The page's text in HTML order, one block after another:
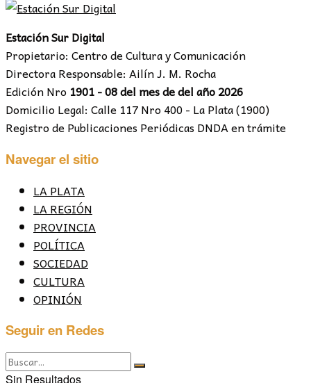
Estación Sur Digital
Propietario: Centro de Cultura y Comunicación
Directora Responsable: Ailín J. M. Rocha
Edición Nro 1901 - 08 del mes de del año 2026
Domicilio Legal: Calle 117 Nro 400 - La Plata (1900)
Registro de Publicaciones Periódicas DNDA en trámite
Navegar el sitio
LA PLATA
LA REGIÓN
PROVINCIA
POLÍTICA
SOCIEDAD
CULTURA
OPINIÓN
Seguir en Redes
Sin Resultados